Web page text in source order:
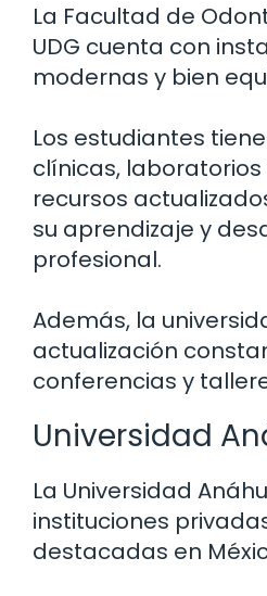
La Facultad de
UDG cuenta con
modernas y bien
Los estudiantes
clínicas,
recursos
su aprendizaje y
profesional.
Además, la
actualización
conferencias y
Universidad
La Universidad
instituciones
destacadas en